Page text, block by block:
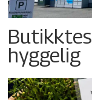
hyggelig